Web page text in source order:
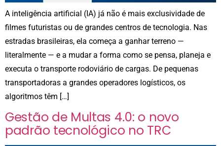
A inteligência artificial (IA) já não é mais exclusividade de
filmes futuristas ou de grandes centros de tecnologia. Nas
estradas brasileiras, ela começa a ganhar terreno —
literalmente — e a mudar a forma como se pensa, planeja e
executa o transporte rodoviário de cargas. De pequenas
transportadoras a grandes operadores logísticos, os
algoritmos têm […]
Gestão de Multas 4.0: o novo
padrão tecnológico no TRC